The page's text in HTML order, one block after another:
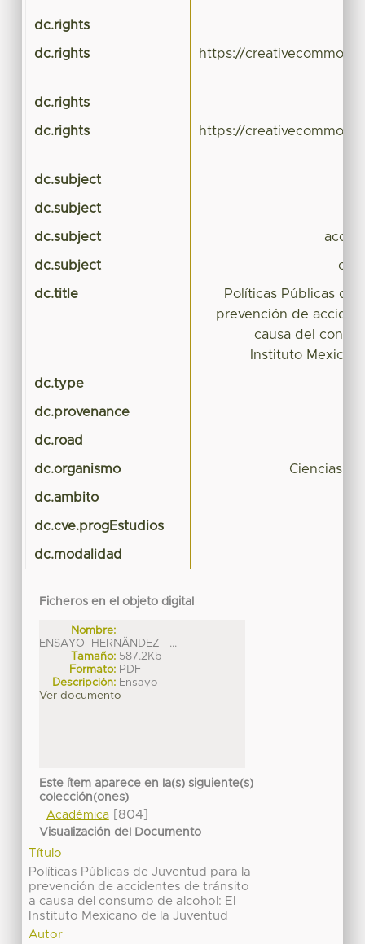
dc.rights
dc.rights https://
dc.rights
dc.rights https://
dc.subject
dc.subject
dc.subject
dc.subject
dc.title
Políticas Públicas de
prevención de
causa del
Instituto
dc.type
dc.provenance
dc.road
dc.organismo Ciencias
dc.ambito
dc.cve.progEstudios
dc.modalidad
Ficheros en el objeto digital
Nombre:
ENSAYO_HERNÄNDEZ_ ...
Tamaño: 587.2Kb
Formato: PDF
Descripción: Ensayo
Ver documento
Este ítem aparece en la(s) siguiente(s)
colección(ones)
Académica[804]
Visualización del Documento
Título
Políticas Públicas de Juventud para la
prevención de accidentes de tránsito
a causa del consumo de alcohol: El
Instituto Mexicano de la Juventud
Autor